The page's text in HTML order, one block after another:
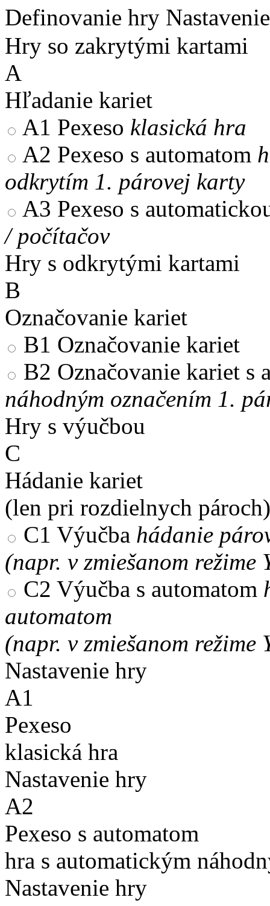
Definovanie hry
Hry so zakrytými kartami
A
Hľadanie kariet
A1 Pexeso klasická hra
A2 Pexeso s automatom
odkrytím 1. párovej karty
A3 Pexeso s
/ počítačov
Hry s odkrytými kartami
B
Označovanie kariet
B1 Označovanie kariet
B2 Označovanie kariet s
náhodným označením 1.
Hry s výučbou
C
Hádanie kariet
(len pri rozdielnych pároch)
C1 Výučba hádanie
(napr. v zmiešanom režime
C2 Výučba s automatom
automatom
(napr. v zmiešanom režime
Nastavenie hry
A1
Pexeso
klasická hra
Nastavenie hry
A2
Pexeso s automatom
hra s automatickým
Nastavenie hry